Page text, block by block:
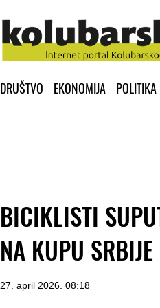
DRUŠTVO EKONOMIJA POLITIKA
BICIKLISTI
NA KUPU SRBIJE
27. april 2026. 08:18